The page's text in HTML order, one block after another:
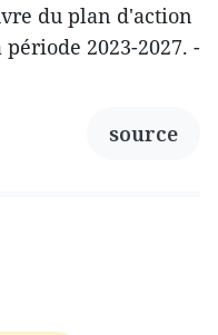
du plan d'action
2023-2027. -
source